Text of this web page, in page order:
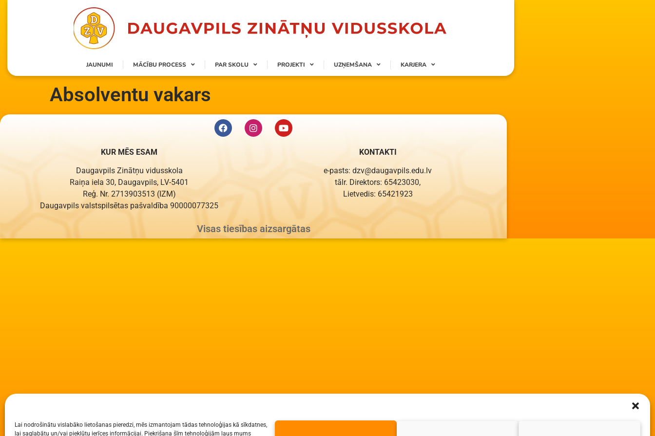
Lai nodrošinātu vislabāko lietošanas pieredzi, mēs izmantojam tādas tehnoloģijas kā sīkdatnes,
lai saglabātu un/vai piekļūtu ierīces informācijai. Piekrišana šīm tehnoloģijām ļaus mums
JAUNUMI MĀCĪBU PROCESS PAR SKOLU PROJEKTI UZŅEMŠANA KARJERA
Absolventu vakars
KUR MĒS ESAM
Daugavpils Zinātņu vidusskola
Raiņa iela 30, Daugavpils, LV-5401
Reģ. Nr. 2713903513 (IZM)
Daugavpils valstspilsētas pašvaldība 90000077325
KONTAKTI
e-pasts: dzv@daugavpils.edu.lv
tālr. Direktors: 65423030,
Lietvedis: 65421923
Visas tiesības aizsargātas